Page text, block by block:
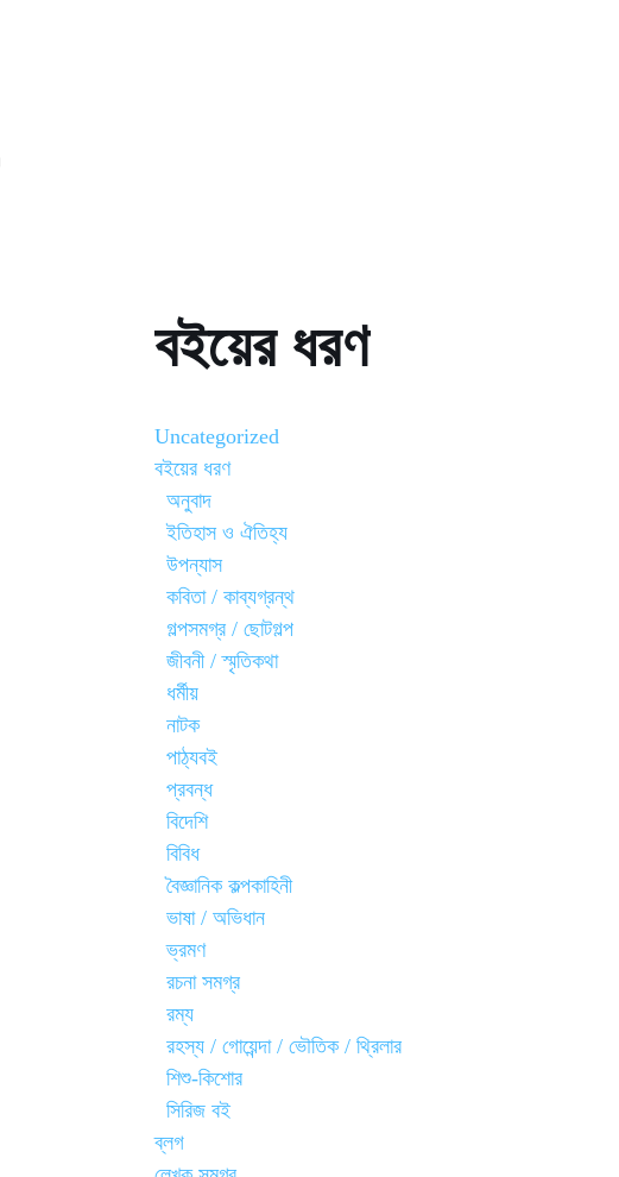
বইয়ের ধরণ
Uncategorized
বইয়ের ধরণ
অনুবাদ
ইতিহাস ও ঐতিহ্য
উপন্যাস
কবিতা / কাব্যগ্রন্থ
গল্পসমগ্র / ছোটগল্প
জীবনী / স্মৃতিকথা
ধর্মীয়
নাটক
পাঠ্যবই
প্রবন্ধ
বিদেশি
বিবিধ
বৈজ্ঞানিক কল্পকাহিনী
ভাষা / অভিধান
ভ্রমণ
রচনা সমগ্র
রম্য
রহস্য / গোয়েন্দা / ভৌতিক / থ্রিলার
শিশু-কিশোর
সিরিজ বই
ব্লগ